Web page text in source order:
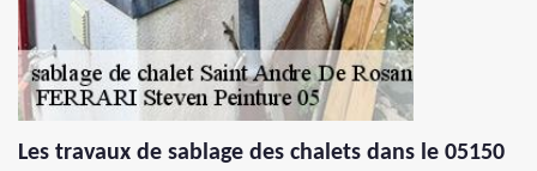
Les travaux de sablage des chalets dans le 05150